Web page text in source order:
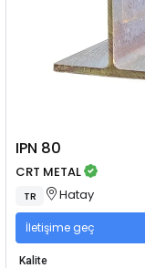
IPN 80
CRT METAL
TR Hatay
İletişime geç
Kalite